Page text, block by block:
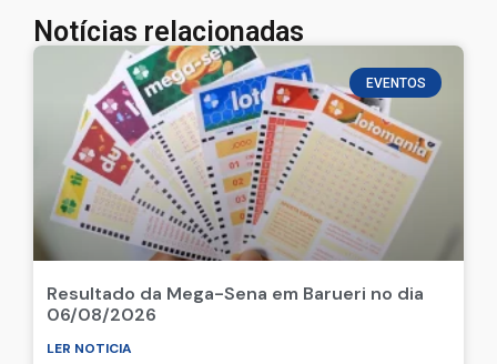
Notícias relacionadas
EVENTOS
Resultado da Mega-Sena em Barueri no dia
06/08/2026